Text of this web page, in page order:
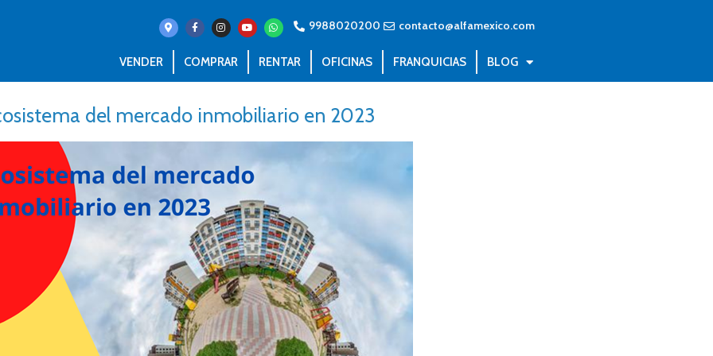
9988020200 contacto@alfamexico.com
VENDER COMPRAR RENTAR OFICINAS FRANQUICIAS BLOG
del mercado inmobiliario en 2023